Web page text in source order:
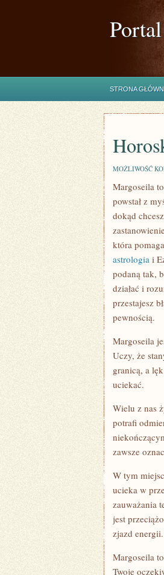
STRONA
MOŻLIWOŚĆ
Margoseila
powstał z
dokąd
która
astrologia i
podaną tak,
działać i
przestajesz
pewnością.
Margoseila
Uczy, że
granicą, a
uciekać.
Wielu z nas
potrafi
zawsze
W tym
ucieka w
zauważania
jest
zjazd energii.
Margoseila
Twoje